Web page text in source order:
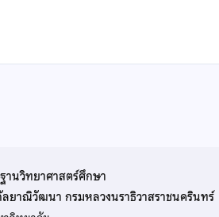
านวิทยาศาสตร์ศึกษา
ยาณิวัฒนา กรมหลวงนราธิวาสราชนครินทร์